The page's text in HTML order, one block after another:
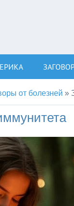
от болезней »